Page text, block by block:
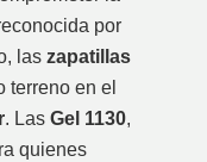
por
las zapatillas
terreno en el
. Las Gel 1130,
quienes